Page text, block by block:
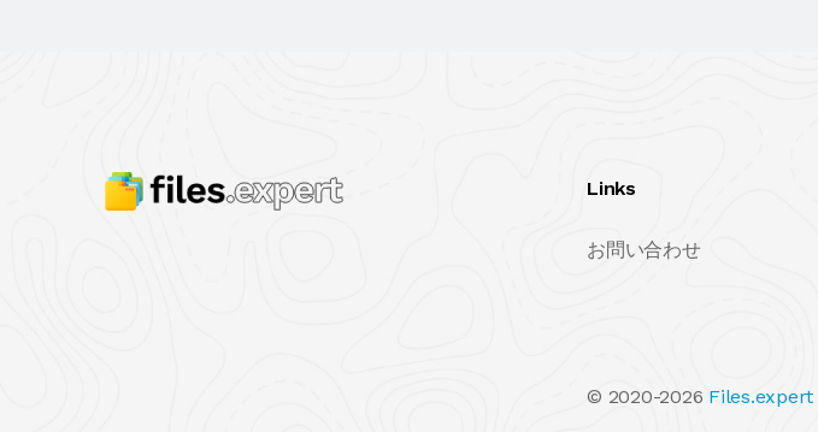
Links
お問い合わせ
© 2020-2026 Files.expert